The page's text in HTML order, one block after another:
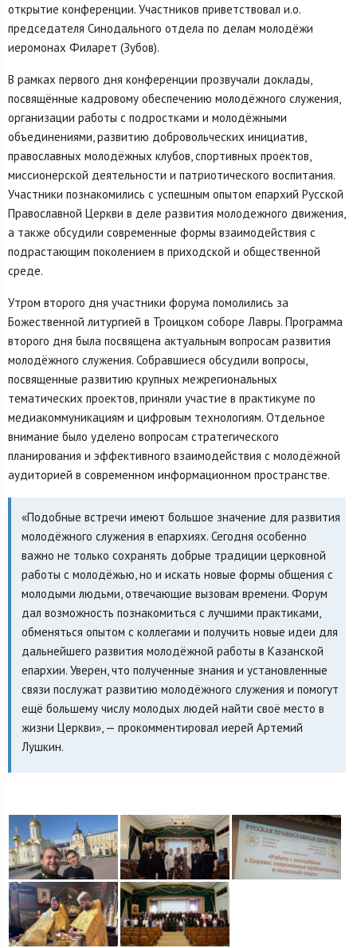
открытие конференции. Участников приветствовал и.о.
председателя Синодального отдела по делам молодёжи
иеромонах Филарет (Зубов).
В рамках первого дня конференции прозвучали доклады,
посвящённые кадровому обеспечению молодёжного служения,
организации работы с подростками и молодёжными
объединениями, развитию добровольческих инициатив,
православных молодёжных клубов, спортивных проектов,
миссионерской деятельности и патриотического воспитания.
Участники познакомились с успешным опытом епархий Русской
Православной Церкви в деле развития молодежного движения,
а также обсудили современные формы взаимодействия с
подрастающим поколением в приходской и общественной
среде.
Утром второго дня участники форума помолились за
Божественной литургией в Троицком соборе Лавры. Программа
второго дня была посвящена актуальным вопросам развития
молодёжного служения. Собравшиеся обсудили вопросы,
посвященные развитию крупных межрегиональных
тематических проектов, приняли участие в практикуме по
медиакоммуникациям и цифровым технологиям. Отдельное
внимание было уделено вопросам стратегического
планирования и эффективного взаимодействия с молодёжной
аудиторией в современном информационном пространстве.
«Подобные встречи имеют большое значение для развития
молодёжного служения в епархиях. Сегодня особенно
важно не только сохранять добрые традиции церковной
работы с молодёжью, но и искать новые формы общения с
молодыми людьми, отвечающие вызовам времени. Форум
дал возможность познакомиться с лучшими практиками,
обменяться опытом с коллегами и получить новые идеи для
дальнейшего развития молодёжной работы в Казанской
епархии. Уверен, что полученные знания и установленные
связи послужат развитию молодёжного служения и помогут
ещё большему числу молодых людей найти своё место в
жизни Церкви», — прокомментировал иерей Артемий
Лушкин.